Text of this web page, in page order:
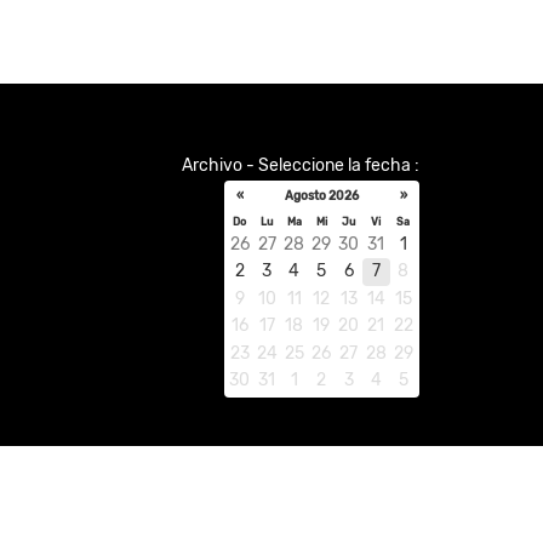
Archivo - Seleccione la fecha :
« Agosto 2026 »
Do Lu Ma Mi Ju Vi Sa
26 27 28 29 30 31
1
2
3 4 5 6 7
8
9
10 11 12 13 14 15
16
17 18 19 20 21
22
23 24 25 26 27 28 29
30 31 1 2 3 4 5